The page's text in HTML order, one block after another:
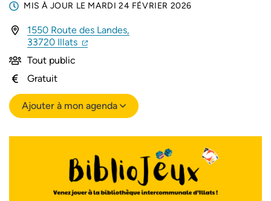
MIS À JOUR LE MARDI 24 FÉVRIER 2026
1550 Route des Landes,
33720 Illats (ouverture dans un nouvel onglet)
(ouverture dans un nouvel onglet)
Tout public
Gratuit
Ajouter à mon agenda